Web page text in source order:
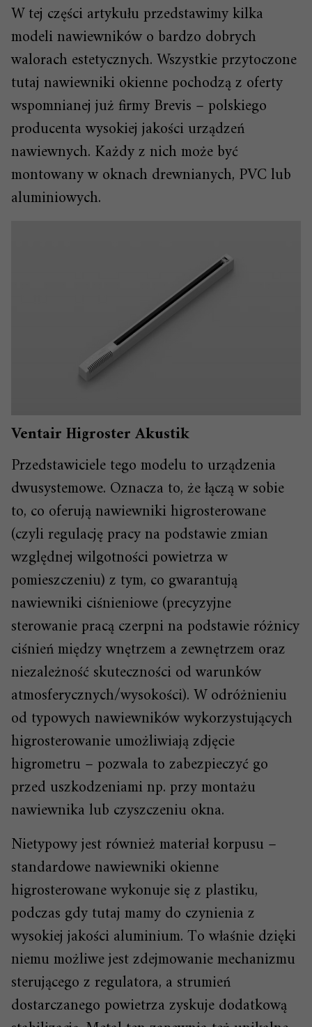
W tej części artykułu przedstawimy kilka
modeli nawiewników o bardzo dobrych
walorach estetycznych. Wszystkie przytoczone
tutaj nawiewniki okienne pochodzą z oferty
wspomnianej już firmy Brevis – polskiego
producenta wysokiej jakości urządzeń
nawiewnych. Każdy z nich może być
montowany w oknach drewnianych, PVC lub
aluminiowych.
Ventair Higroster Akustik
Przedstawiciele tego modelu to urządzenia
dwusystemowe. Oznacza to, że łączą w sobie
to, co oferują nawiewniki higrosterowane
(czyli regulację pracy na podstawie zmian
względnej wilgotności powietrza w
pomieszczeniu) z tym, co gwarantują
nawiewniki ciśnieniowe (precyzyjne
sterowanie pracą czerpni na podstawie różnicy
ciśnień między wnętrzem a zewnętrzem oraz
niezależność skuteczności od warunków
atmosferycznych/wysokości). W odróżnieniu
od typowych nawiewników wykorzystujących
higrosterowanie umożliwiają zdjęcie
higrometru – pozwala to zabezpieczyć go
przed uszkodzeniami np. przy montażu
nawiewnika lub czyszczeniu okna.
Nietypowy jest również materiał korpusu –
standardowe nawiewniki okienne
higrosterowane wykonuje się z plastiku,
podczas gdy tutaj mamy do czynienia z
wysokiej jakości aluminium. To właśnie dzięki
niemu możliwe jest zdejmowanie mechanizmu
sterującego z regulatora, a strumień
dostarczanego powietrza zyskuje dodatkową